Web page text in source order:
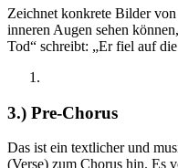
Zeichnet konkrete Bilder
inneren Augen sehen
Tod“ schreibt: „Er fiel auf
3.) Pre-Chorus
Das ist ein textlicher und
(Verse) zum Chorus hin. Es